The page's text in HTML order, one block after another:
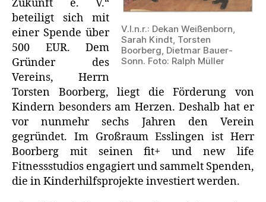
V.l.n.r.: Dekan Weißenborn,
Sarah Kindt, Torsten
Boorberg, Dietmar Bauer-
Sonn. Foto: Ralph Müller
Zukunft e. V.“
beteiligt sich mit
einer Spende über
500 EUR. Dem
Gründer des
Vereins, Herrn
Torsten Boorberg, liegt die Förderung von
Kindern besonders am Herzen. Deshalb hat er
vor nunmehr sechs Jahren den Verein
gegründet. Im Großraum Esslingen ist Herr
Boorberg mit seinen fit+ und new life
Fitnessstudios engagiert und sammelt Spenden,
die in Kinderhilfsprojekte investiert werden.